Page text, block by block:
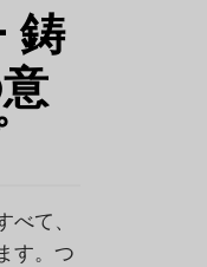
鋳
べて、
す。つ